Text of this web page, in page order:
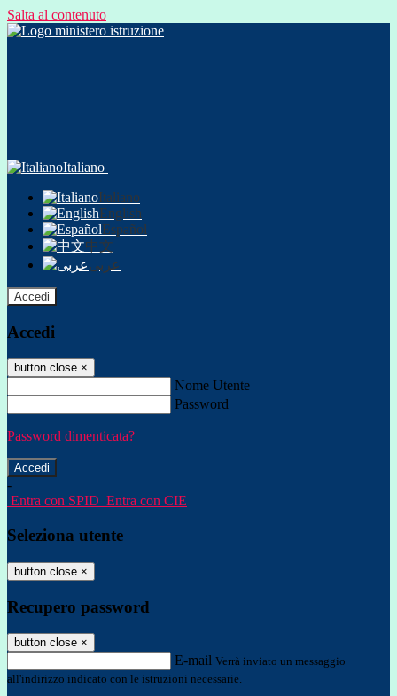
Salta al contenuto
Italiano
Italiano
English
Español
中文
عربى
Accedi
Accedi
button close ×
Nome Utente
Password
Password dimenticata?
-
Entra con SPID Entra con CIE
Seleziona utente
button close ×
Recupero password
button close ×
E-mail Verrà inviato un messaggio
all'indirizzo indicato con le istruzioni necessarie.